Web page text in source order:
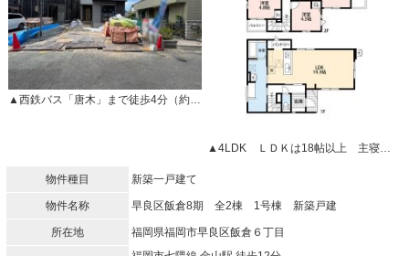
物件種目 新築一戸建て
物件名称 早良区飯倉8期 全2棟 1号棟 新築戸建
所在地 福岡県福岡市早良区飯倉６丁目